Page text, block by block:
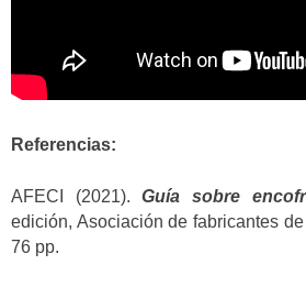
Referencias:
AFECI (2021).Guía sobre
edición, Asociación de fabricantes
76 pp.